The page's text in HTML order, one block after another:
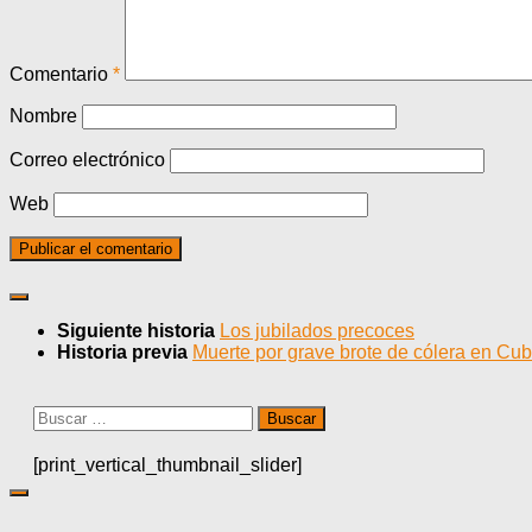
Comentario *
Nombre
Correo electrónico
Web
Siguiente historia Los jubilados precoces
Historia previa Muerte por grave brote de cólera en
Buscar:
[print_vertical_thumbnail_slider]